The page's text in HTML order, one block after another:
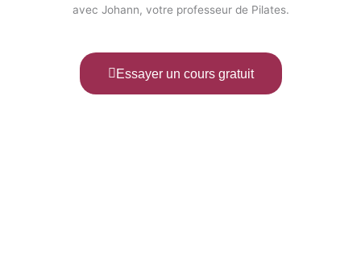
avec Johann, votre professeur de Pilates.
Essayer un cours gratuit